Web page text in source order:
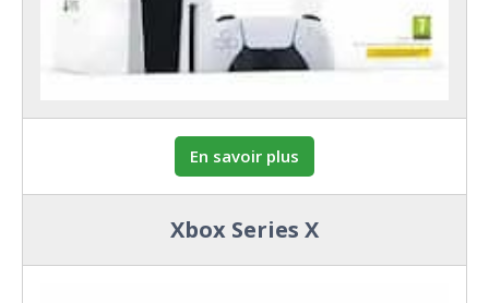
En savoir plus
Xbox Series X